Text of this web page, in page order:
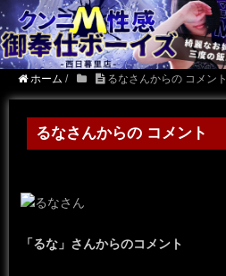
ホーム / るなさんからの コメント
るなさんからの コメント
「るな」さんからのコメント